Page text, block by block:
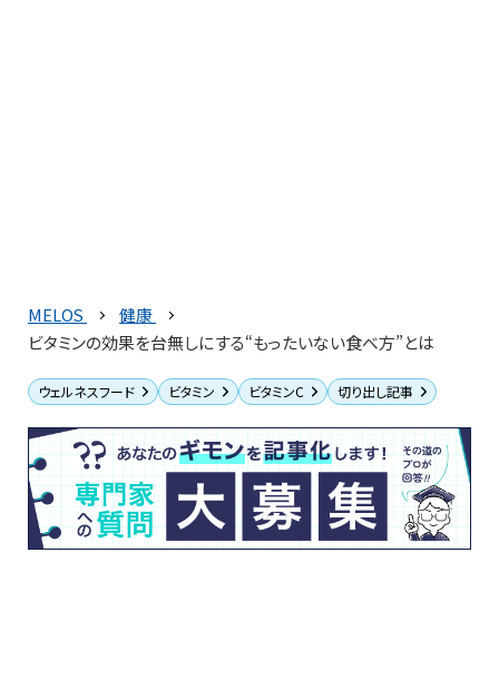
MELOS
健康
ビタミンの効果を台無しにする“もったいない食べ方”とは
ウェルネスフード ビタミン ビタミンC 切り出し記事